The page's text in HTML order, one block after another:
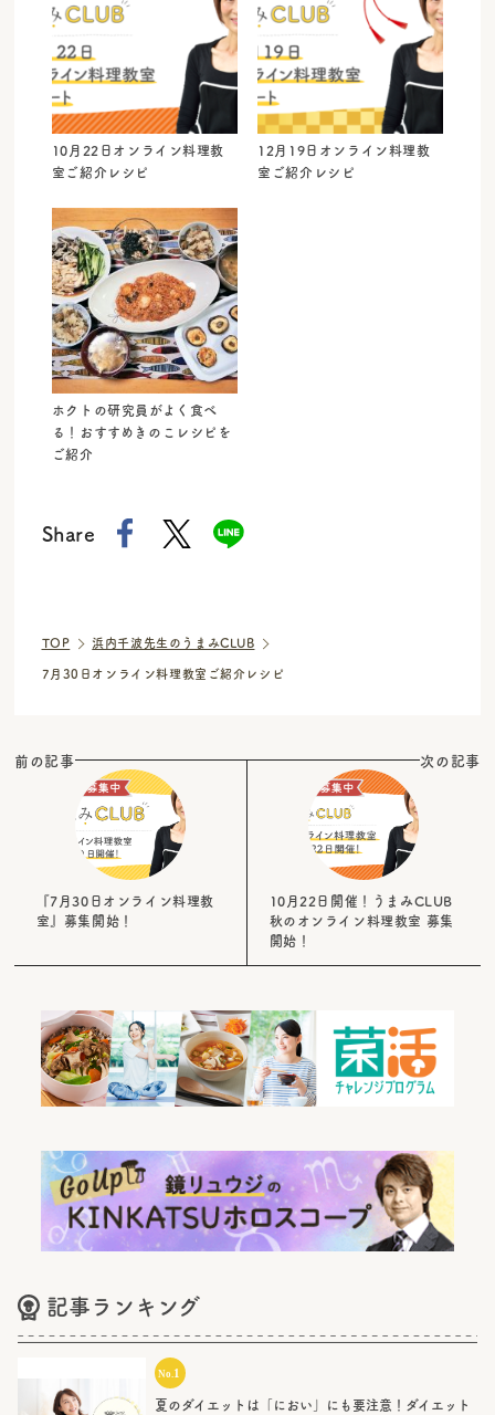
10月22日オンライン料理教
室ご紹介レシピ
12月19日オンライン料理教
室ご紹介レシピ
ホクトの研究員がよく食べ
る！おすすめきのこレシピを
ご紹介
Share
TOP
浜内千波先生のうまみCLUB
7月30日オンライン料理教室ご紹介レシピ
前の記事
『7月30日オンライン料理教
室』募集開始！
次の記事
10月22日開催！うまみCLUB
秋のオンライン料理教室 募集
開始！
記事ランキング
夏のダイエットは「におい」にも要注意！ダイエット